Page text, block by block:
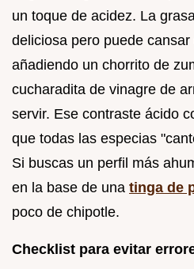
un toque de acidez. La
deliciosa pero puede
añadiendo un chorrito de
cucharadita de vinagre de
servir. Ese contraste ácido
que todas las especias
Si buscas un perfil más
en la base de una tinga de
poco de chipotle.
Checklist para evitar